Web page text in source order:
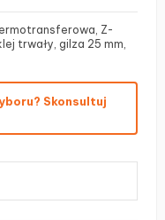
Z-
trwały, gilza 25 mm,
Skonsultuj